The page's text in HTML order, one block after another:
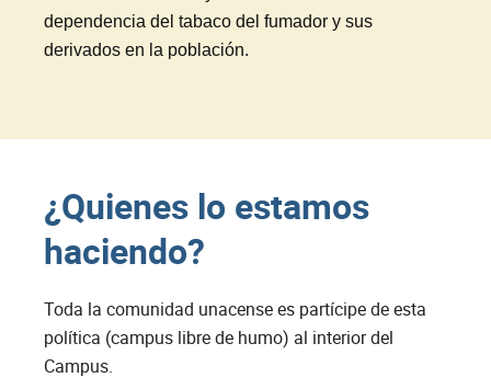
dependencia del tabaco del fumador y sus
derivados en la población.
¿Quienes lo estamos
haciendo?
Toda la comunidad unacense es partícipe de esta
política (campus libre de humo) al interior del
Campus.